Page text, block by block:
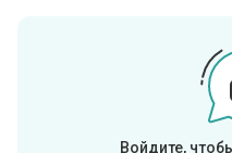
Войдите,